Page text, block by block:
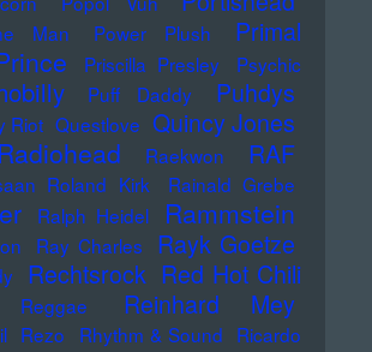
Man Power Plush
Primal
Priscilla Presley
Psychic
Puff Daddy
Puhdys
Riot Questlove Quincy Jones
Radiohead Raekwon RAF
Roland Kirk Rainald Grebe
Ralph Heidel Rammstein
Ray Charles Rayk Goetze
Rechtsrock Red Hot Chili
Reggae Reinhard Mey
Rezo Rhythm & Sound Ricardo